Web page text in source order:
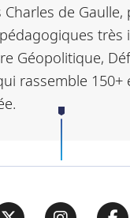
de Gaulle,
très
Géopolitique,
rassemble 150+